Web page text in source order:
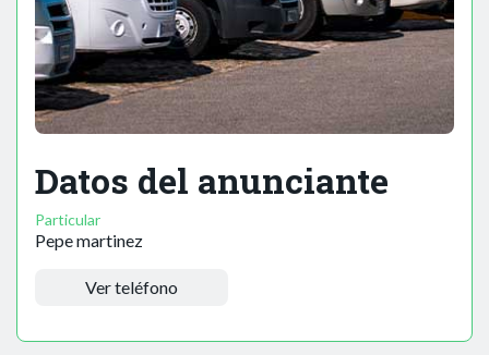
Datos del anunciante
Particular
Pepe martinez
Ver teléfono